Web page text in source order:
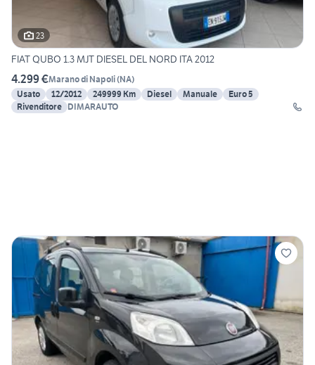
23
FIAT QUBO 1.3 MJT DIESEL DEL NORD ITA 2012
4.299 €Marano di Napoli(NA)
Usato
12/2012 249999 Km Diesel Manuale
Euro 5
Rivenditore DIMARAUTO